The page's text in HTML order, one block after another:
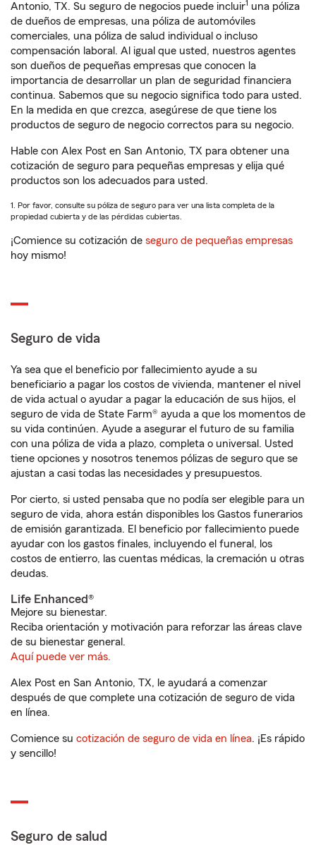
Antonio, TX. Su seguro de negocios puede incluir1 una póliza
de dueños de empresas, una póliza de automóviles
comerciales, una póliza de salud individual o incluso
compensación laboral. Al igual que usted, nuestros agentes
son dueños de pequeñas empresas que conocen la
importancia de desarrollar un plan de seguridad financiera
continua. Sabemos que su negocio significa todo para usted.
En la medida en que crezca, asegúrese de que tiene los
productos de seguro de negocio correctos para su negocio.
Hable con Alex Post en San Antonio, TX para obtener una
cotización de seguro para pequeñas empresas y elija qué
productos son los adecuados para usted.
1. Por favor, consulte su póliza de seguro para ver una lista completa de la
propiedad cubierta y de las pérdidas cubiertas.
¡Comience su cotización de seguro de pequeñas empresas
hoy mismo!
Seguro de vida
Ya sea que el beneficio por fallecimiento ayude a su
beneficiario a pagar los costos de vivienda, mantener el nivel
de vida actual o ayudar a pagar la educación de sus hijos, el
seguro de vida de State Farm® ayuda a que los momentos de
su vida continúen. Ayude a asegurar el futuro de su familia
con una póliza de vida a plazo, completa o universal. Usted
tiene opciones y nosotros tenemos pólizas de seguro que se
ajustan a casi todas las necesidades y presupuestos.
Por cierto, si usted pensaba que no podía ser elegible para un
seguro de vida, ahora están disponibles los Gastos funerarios
de emisión garantizada. El beneficio por fallecimiento puede
ayudar con los gastos finales, incluyendo el funeral, los
costos de entierro, las cuentas médicas, la cremación u otras
deudas.
Life Enhanced®
Mejore su bienestar.
Reciba orientación y motivación para reforzar las áreas clave
de su bienestar general.
Aquí puede ver más.
Alex Post en San Antonio, TX, le ayudará a comenzar
después de que complete una cotización de seguro de vida
en línea.
Comience su cotización de seguro de vida en línea. ¡Es rápido
y sencillo!
Seguro de salud